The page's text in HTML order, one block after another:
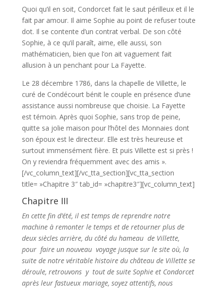
Quoi qu’il en soit, Condorcet fait le saut périlleux et il le
fait par amour. Il aime Sophie au point de refuser toute
dot. Il se contente d’un contrat verbal. De son côté
Sophie, à ce qu’il paraît, aime, elle aussi, son
mathématicien, bien que l’on ait vaguement fait
allusion à un penchant pour La Fayette.
Le 28 décembre 1786, dans la chapelle de Villette, le
curé de Condécourt bénit le couple en présence d’une
assistance aussi nombreuse que choisie. La Fayette
est témoin. Après quoi Sophie, sans trop de peine,
quitte sa jolie maison pour l’hôtel des Monnaies dont
son époux est le directeur. Elle est très heureuse et
surtout immensément fière. Et puis Villette est si près !
On y reviendra fréquemment avec des amis ».
[/vc_column_text][/vc_tta_section][vc_tta_section
title= »Chapitre 3″ tab_id= »chapitre3″][vc_column_text]
Chapitre III
En cette fin d’été, il est temps de reprendre notre
machine à remonter le temps et de retourner plus de
deux siècles arrière, du côté du hameau de Villette,
pour faire un nouveau voyage jusque sur le site où, la
suite de notre véritable histoire du château de Villette se
déroule, retrouvons y tout de suite Sophie et Condorcet
après leur fastueux mariage, soyez attentifs, nous